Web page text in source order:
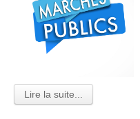
Lire la suite...